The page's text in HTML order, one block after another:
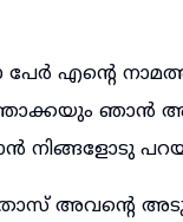
എന്റെ
ഞാൻ
നിങ്ങളോടു
അവന്റെ